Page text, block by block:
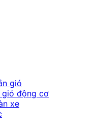
gió
động cơ
xe